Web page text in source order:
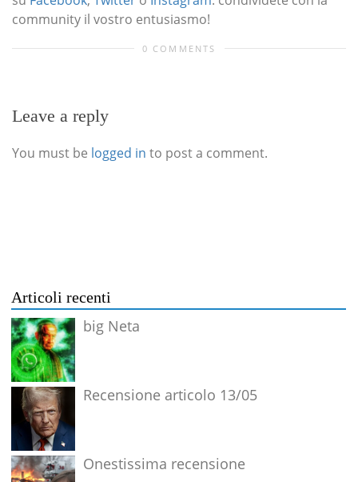
community il vostro entusiasmo!
0 COMMENTS
Leave a reply
You must be logged in to post a comment.
Articoli recenti
big Neta
Recensione articolo 13/05
Onestissima recensione